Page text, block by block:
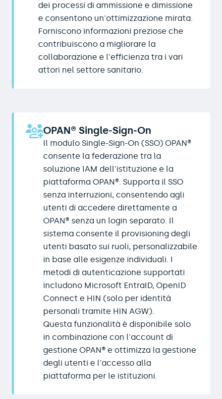
dei processi di ammissione e dimissione
e consentono un'ottimizzazione mirata.
Forniscono informazioni preziose che
contribuiscono a migliorare la
collaborazione e l'efficienza tra i vari
attori nel settore sanitario.
OPAN® Single-Sign-On
Il modulo Single-Sign-On (SSO) OPAN®
consente la federazione tra la
soluzione IAM dell'istituzione e la
piattaforma OPAN®. Supporta il SSO
senza interruzioni, consentendo agli
utenti di accedere direttamente a
OPAN® senza un login separato. Il
sistema consente il provisioning degli
utenti basato sui ruoli, personalizzabile
in base alle esigenze individuali. I
metodi di autenticazione supportati
includono Microsoft EntraID, OpenID
Connect e HIN (solo per identità
personali tramite HIN AGW).
Questa funzionalità è disponibile solo
in combinazione con l'account di
gestione OPAN® e ottimizza la gestione
degli utenti e l'accesso alla
piattaforma per le istituzioni.